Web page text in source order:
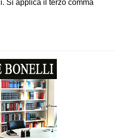
Si applica il terzo comma